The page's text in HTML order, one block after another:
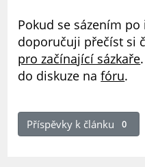
Pokud se sázením
doporučuji přečíst si
pro začínající sázkaře
do diskuze nafóru.
Příspěvky k článku 0